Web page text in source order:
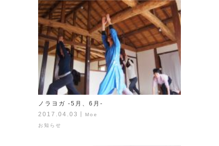
ノラヨガ -5月、6月-
2017.04.03
Moe
お知らせ